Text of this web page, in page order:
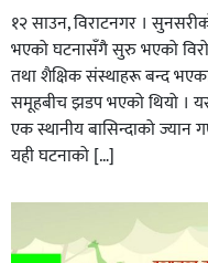
१२ साउन, विराटनगर ।
भएको घटनासँगै सुरु भएको
तथा शैक्षिक संस्थाहरू बन्द
समूहबीच झडप भएको थियो ।
एक स्थानीय बासिन्दाको
यही घटनाको […]